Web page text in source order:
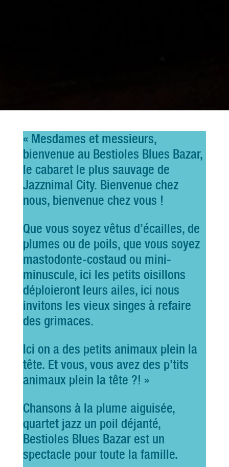
« Mesdames et messieurs,
bienvenue au Bestioles Blues Bazar,
le cabaret le plus sauvage de
Jazznimal City. Bienvenue chez
nous, bienvenue chez vous !
Que vous soyez vêtus d’écailles, de
plumes ou de poils, que vous soyez
mastodonte-costaud ou mini-
minuscule, ici les petits oisillons
déploieront leurs ailes, ici nous
invitons les vieux singes à refaire
des grimaces.
Ici on a des petits animaux plein la
tête. Et vous, vous avez des p’tits
animaux plein la tête ?! »
Chansons à la plume aiguisée,
quartet jazz un poil déjanté,
Bestioles Blues Bazar est un
spectacle pour toute la famille.